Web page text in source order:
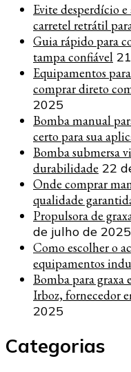
Evite desperdício
carretel retrátil
Guia rápido para
tampa confiável
Equipamentos
comprar direto
2025
Bomba manual
certo para sua
Bomba submersa
durabilidade 22
Onde comprar
qualidade
Propulsora de
de julho de 2025
Como escolher o
equipamentos
Bomba para graxa
Irboz, fornecedor
2025
Categorias